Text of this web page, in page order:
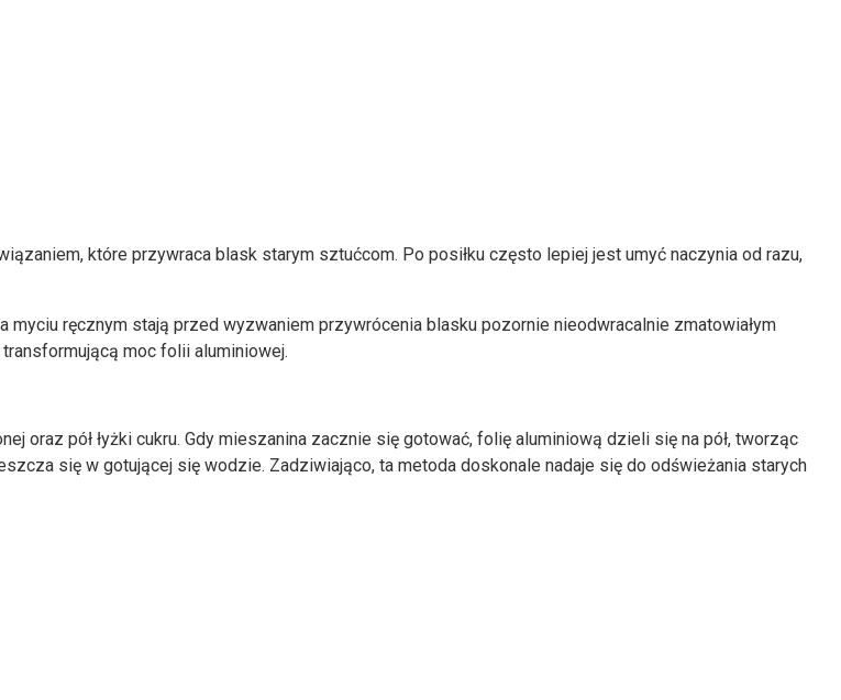
które przywraca blask starym sztućcom. Po posiłku często lepiej jest umyć naczynia od razu,
ręcznym stają przed wyzwaniem przywrócenia blasku pozornie nieodwracalnie zmatowiałym
moc folii aluminiowej.
oraz pół łyżki cukru. Gdy mieszanina zacznie się gotować, folię aluminiową dzieli się na pół, tworząc
się w gotującej się wodzie. Zadziwiająco, ta metoda doskonale nadaje się do odświeżania starych